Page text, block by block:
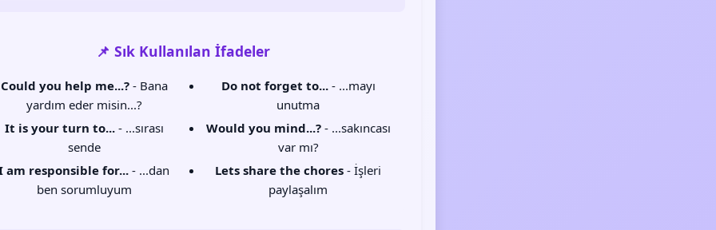
📌 Sık Kullanılan İfadeler
Could you help me...?- Bana
yardım eder misin...?
It is your turn to...- ...sırası
sende
am responsible for... - ...dan
ben sorumluyum
Do not forget to...- ...mayı
unutma
Would you mind...?- ...sakıncası
var mı?
Lets share the chores - İşleri
paylaşalım